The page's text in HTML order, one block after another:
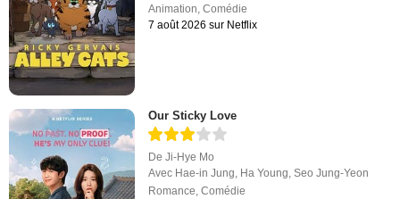
Animation,Comédie
7 août 2026 sur Netflix
Our Sticky Love
DeJi-Hye Mo
Avec Hae-in Jung Ha Young ,Seo Jung-Yeon
Romance ,Comédie